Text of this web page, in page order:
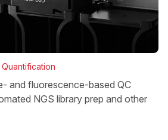
Quantification
and fluorescence-based QC
NGS library prep and other